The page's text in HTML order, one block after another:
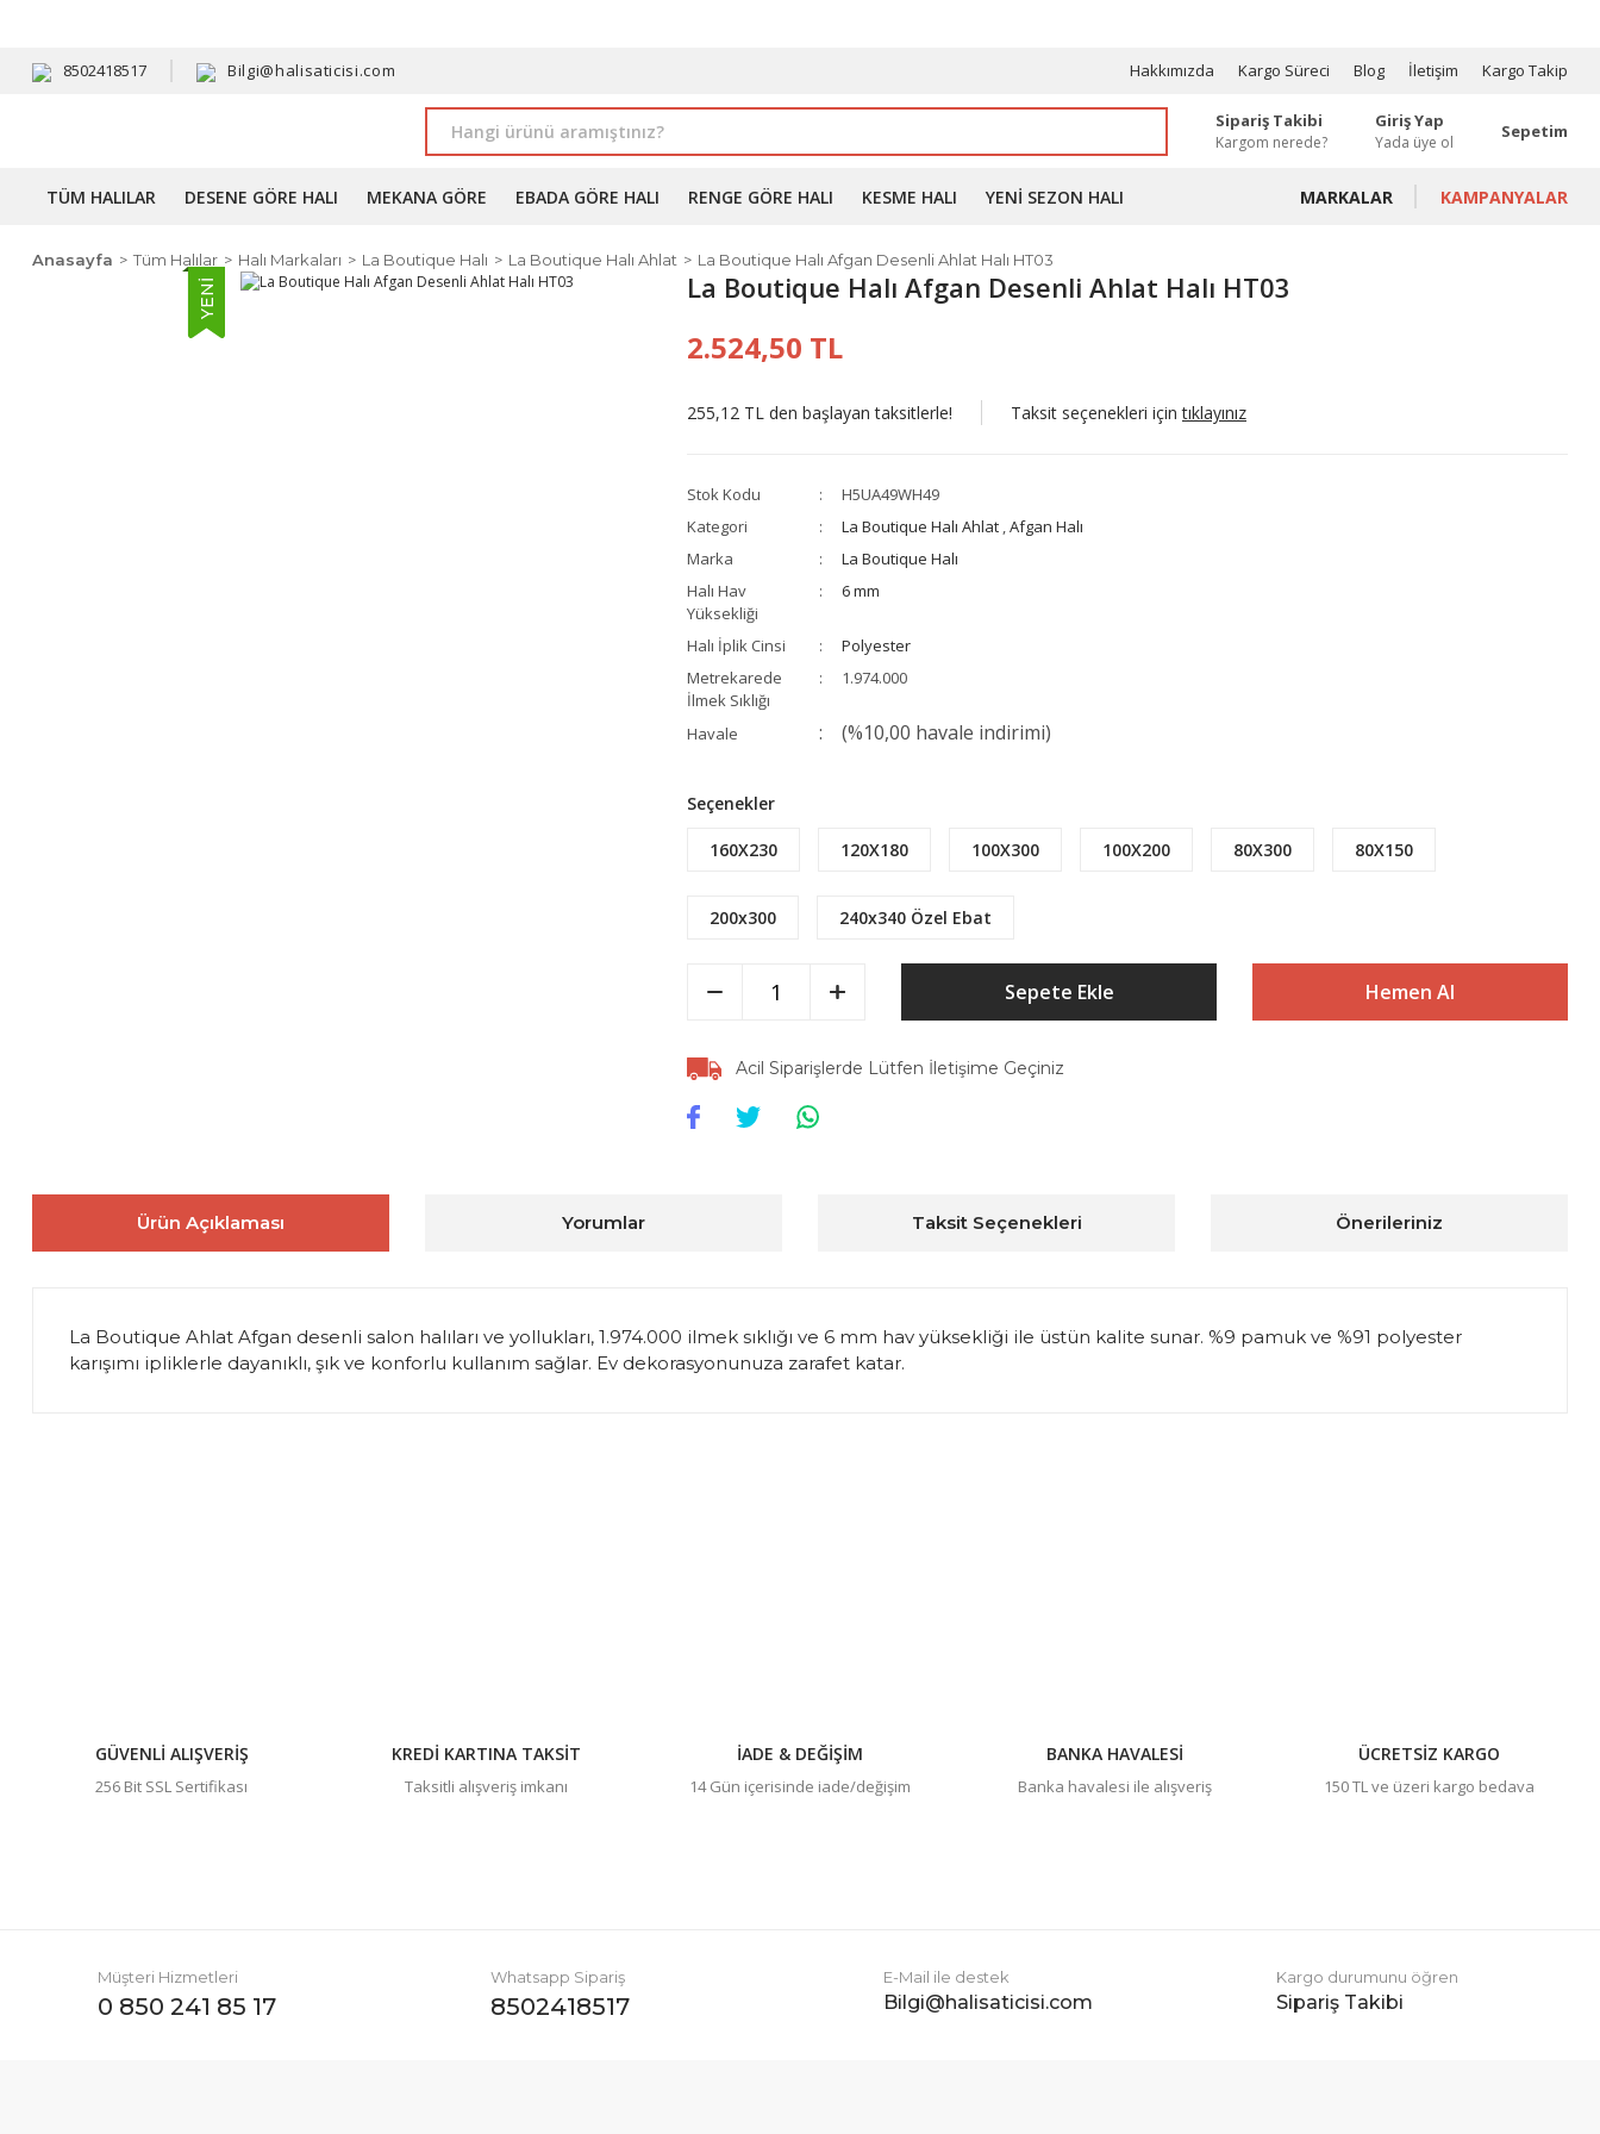
8502418517 Bilgi@halisaticisi.com Hakkımızda Kargo Süreci Blog İletişim Kargo Takip
Sipariş Takibi
Kargom nerede?
Giriş Yap
Yada üye ol
Sepetim
TÜM HALILAR DESENE GÖRE HALI MEKANA GÖRE EBADA GÖRE HALI RENGE GÖRE HALI KESME HALI YENI SEZON HALI MARKALAR KAMPANYALAR
Anasayfa Tüm Halılar Halı Markaları La Boutique Halı La Boutique Halı Ahlat La Boutique Halı Afgan Desenli Ahlat Halı HT03
YENİ La Boutique Halı Afgan Desenli Ahlat Halı HT03
2.524,50 TL
255,12 TL den başlayan taksitlerle! Taksit seçenekleri içintıklayınız
Stok Kodu
H5UA49WH49
Kategori
La Boutique Halı Ahlat ,Afgan Halı
Marka
La Boutique Halı
Halı Hav
Yüksekliği
6 mm
Halı İplik Cinsi
Polyester
Metrekarede
İlmek Sıklığı
1.974.000
Havale (%10,00 havale indirimi)
Seçenekler
160X230 120X180 100X300 100X200 80X300 80X150
200x300 240x340 Özel Ebat
Sepete Ekle Hemen Al
Acil Siparişlerde Lütfen İletişime Geçiniz
Ürün Açıklaması Yorumlar Taksit Seçenekleri Önerileriniz
La Boutique Ahlat Afgan desenli salon halıları ve yollukları, 1.974.000 ilmek sıklığı ve 6 mm hav yüksekliği ile üstün kalite sunar. %9 pamuk ve %91 polyester
karışımı ipliklerle dayanıklı, şık ve konforlu kullanım sağlar. Ev dekorasyonunuza zarafet katar.
GÜVENLİ ALIŞVERİŞ
256 Bit SSL Sertifikası
KREDİ KARTINA TAKSİT
Taksitli alışveriş imkanı
İADE & DEĞİŞİM
14 Gün içerisinde iade/değişim
BANKA HAVALESİ
Banka havalesi ile alışveriş
ÜCRETSİZ KARGO
150 TL ve üzeri kargo bedava
Müşteri Hizmetleri
0 850 241 85 17
Whatsapp Sipariş
8502418517
E-Mail ile destek
Bilgi@halisaticisi.com
Kargo durumunu öğren
Sipariş Takibi